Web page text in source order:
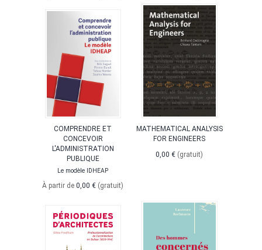
COMPRENDRE ET
CONCEVOIR
L'ADMINISTRATION
PUBLIQUE
Le modèle IDHEAP
À partir de 0,00 € (gratuit)
MATHEMATICAL ANALYSIS
FOR ENGINEERS
0,00 € (gratuit)